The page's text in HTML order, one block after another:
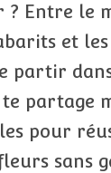
? Entre le
et
partir
partage
pour
sans